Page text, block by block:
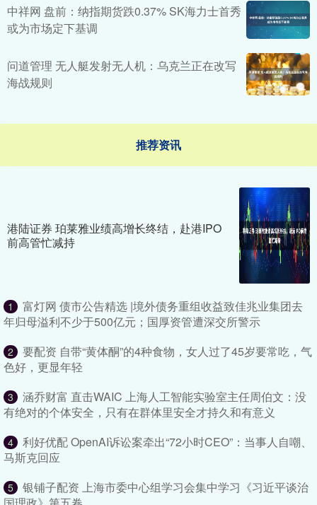
中祥网 盘前：纳指期货跌0.37% SK海力士首秀
或为市场定下基调
问道管理 无人艇发射无人机：乌克兰正在改写
海战规则
推荐资讯
港陆证券 珀莱雅业绩高增长终结，赴港IPO
前高管忙减持
1
富灯网 债市公告精选 |境外债务重组收益致佳兆业集团去
年归母溢利不少于500亿元；国厚资管遭深交所警示
2
要配资 自带“黄体酮”的4种食物，女人过了45岁要常吃，气
色好，更显年轻
3
涵乔财富 直击WAIC 上海人工智能实验室主任周伯文：没
有绝对的个体安全，只有在群体里安全才持久和有意义
4
利好优配 OpenAI诉讼案牵出“72小时CEO”：当事人自嘲、
马斯克回应
5
银铺子配资 上海市委中心组学习会集中学习《习近平谈治